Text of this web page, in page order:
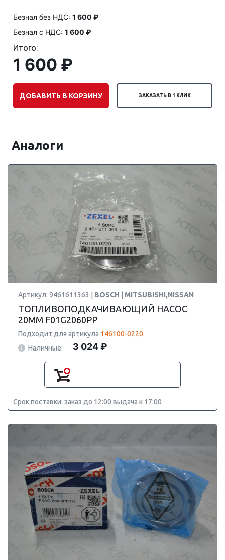
Безнал без НДС: 1 600 ₽
Безнал с НДС: 1 600 ₽
Итого:
1 600 ₽
ДОБАВИТЬ В КОРЗИНУ ЗАКАЗАТЬ В 1 КЛИК
Аналоги
Артикул: 9461611363 | BOSCH MITSUBISHI,NISSAN
ТОПЛИВОПОДКАЧИВАЮЩИЙ НАСОС
20MM F01G2060PP
Подходит для артикула 146100-0220
Наличные:
3 024 ₽
Срок поставки: заказ до 12:00 выдача к 17:00